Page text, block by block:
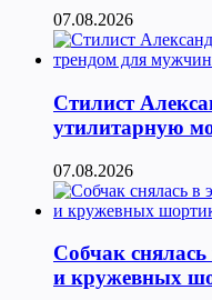
07.08.2026
Стилист
утилитарную
07.08.2026
Собчак
и кружевных